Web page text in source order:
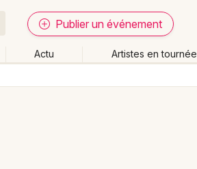
Publier un événement
Actu Artistes en tournée